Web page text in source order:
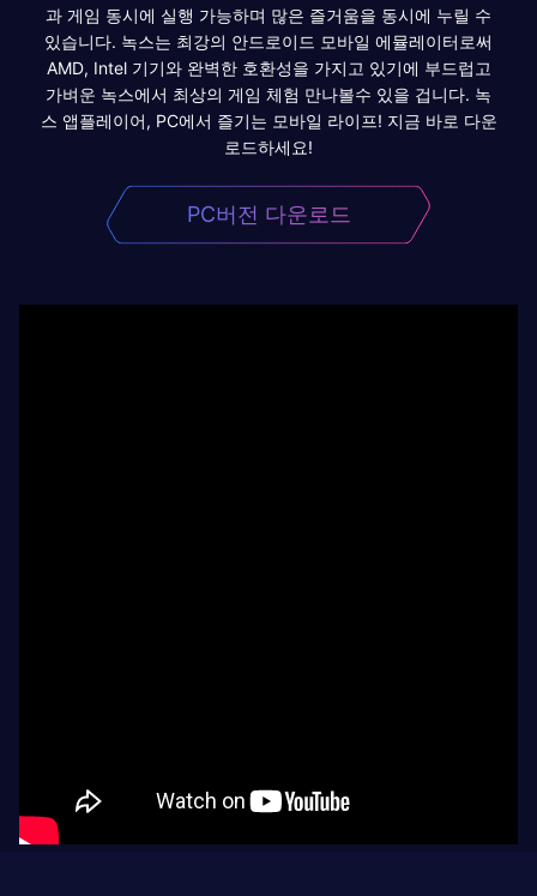
과 게임 동시에 실행 가능하며 많은 즐거움을 동시에 누릴 수
있습니다. 녹스는 최강의 안드로이드 모바일 에뮬레이터로써
AMD, Intel 기기와 완벽한 호환성을 가지고 있기에 부드럽고
가벼운 녹스에서 최상의 게임 체험 만나볼수 있을 겁니다. 녹
스 앱플레이어, PC에서 즐기는 모바일 라이프! 지금 바로 다운
로드하세요!
PC버전 다운로드